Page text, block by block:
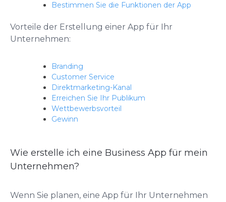
Bestimmen Sie die Funktionen der App
Vorteile der Erstellung einer App für Ihr
Unternehmen:
Branding
Customer Service
Direktmarketing-Kanal
Erreichen Sie Ihr Publikum
Wettbewerbsvorteil
Gewinn
Wie erstelle ich eine Business App für mein
Unternehmen?
Wenn Sie planen, eine App für Ihr Unternehmen